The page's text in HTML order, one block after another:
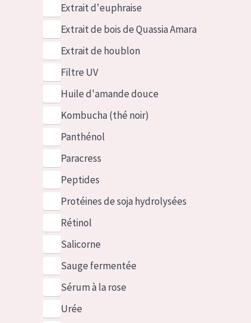
Extrait d'euphraise
Extrait de bois de Quassia Amara
Extrait de houblon
Filtre UV
Huile d'amande douce
Kombucha (thé noir)
Panthénol
Paracress
Peptides
Protéines de soja hydrolysées
Rétinol
Salicorne
Sauge fermentée
Sérum à la rose
Urée